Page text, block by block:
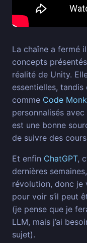
La chaîne a fermé
concepts
réalité de Unity.
essentielles,
comme Code
personnalisés
est une bonne
de suivre des
Et enfin ChatGPT,
dernières
révolution, donc je
pour voir s’il peut
(je pense que je
LLM, mais j’ai
sujet).